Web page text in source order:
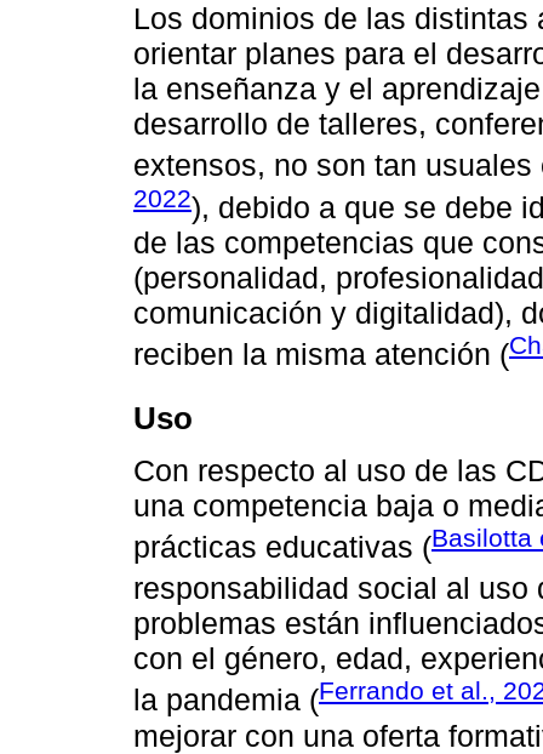
Los dominios de las
orientar planes para el
la enseñanza y el
desarrollo de talleres,
extensos, no son tan
2022), debido a que se debe
de las competencias que
(personalidad,
comunicación y digitalidad),
reciben la misma atención (
Uso
Con respecto al uso de las
una competencia baja o
prácticas educativas (Basilotta
responsabilidad social al uso
problemas están
con el género, edad,
la pandemia (Ferrando et al.,
mejorar con una oferta